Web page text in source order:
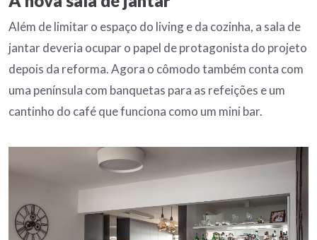
Além de limitar o espaço do living e da cozinha, a sala de
jantar deveria ocupar o papel de protagonista do projeto
depois da reforma. Agora o cômodo também conta com
uma península com banquetas para as refeições e um
cantinho do café que funciona como um mini bar.